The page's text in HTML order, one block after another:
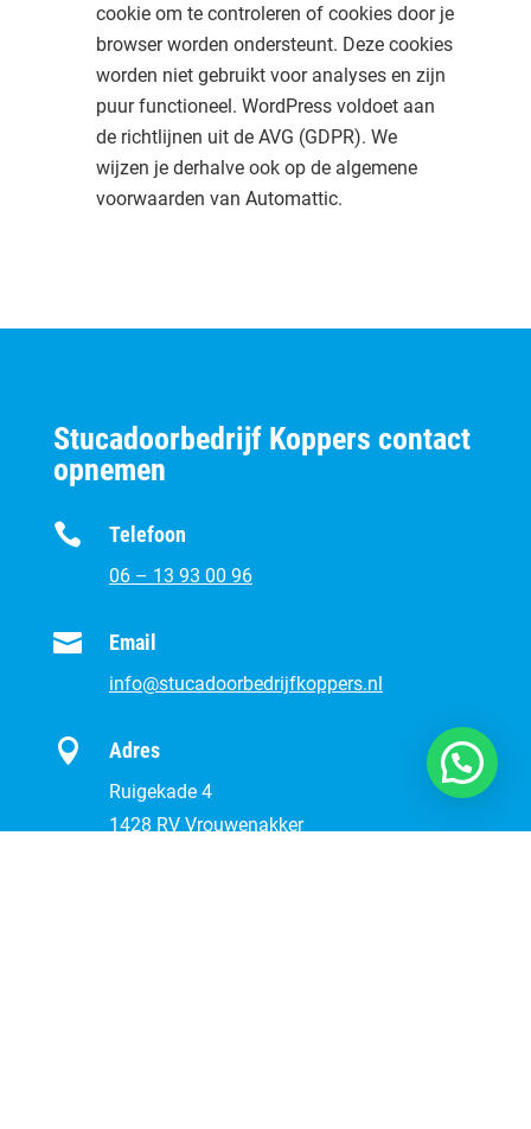
cookie om te controleren of cookies door je
browser worden ondersteunt. Deze cookies
worden niet gebruikt voor analyses en zijn
puur functioneel. WordPress voldoet aan
de richtlijnen uit de AVG (GDPR). We
wijzen je derhalve ook op de algemene
voorwaarden van Automattic.
Stucadoorbedrijf Koppers contact
opnemen
 Telefoon
06 – 13 93 00 96
 Email
info@stucadoorbedrijfkoppers.nl
 Adres
Ruigekade 4
1428 RV Vrouwenakker